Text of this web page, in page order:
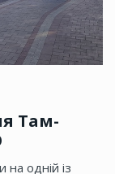
Там-
на одній із